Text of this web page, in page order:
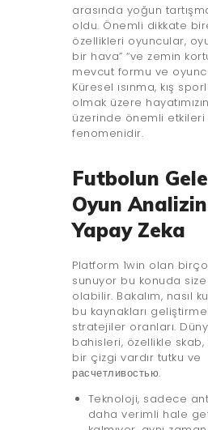
arasında yoğun
oldu. Önemli dikkate
özellikleri oyuncular,
bir hava” “ve zemin
mevcut formu ve
Küresel ısınma, kış
olmak üzere
üzerinde önemli
fenomenidir.
Futbolun
Oyun
Yapay Zeka
Platform 1win olan
sunuyor bu konuda size
olabilir. Bakalım, nasıl
bu kaynakları
stratejiler oranları.
bahisleri, özellikle
bir çizgi vardır tutku ve
расчетливостью.
Teknoloji, sadece
daha verimli hale